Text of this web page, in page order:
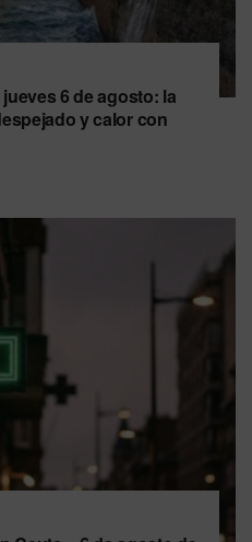
6 de agosto: la
y calor con